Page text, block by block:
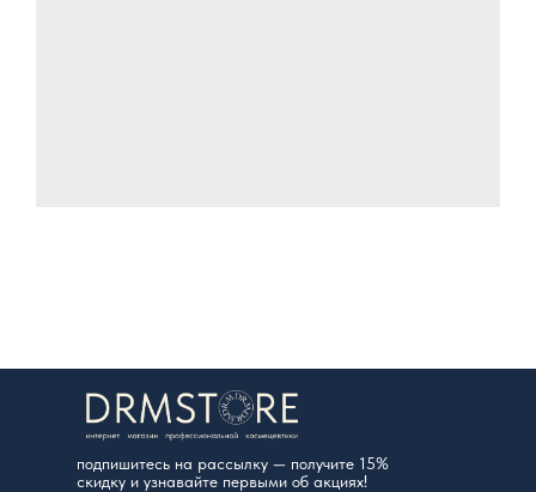
подпишитесь на рассылку — получите 15%
скидку и узнавайте первыми об акциях!